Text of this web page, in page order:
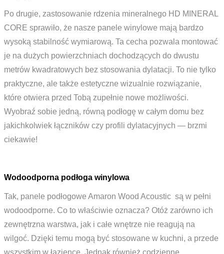
Po drugie, zastosowanie rdzenia mineralnego HD MINERAL
CORE sprawiło, że nasze panele winylowe mają bardzo
wysoką stabilność wymiarową. Ta cecha pozwala montować
je na dużych powierzchniach dochodzących do dwustu
metrów kwadratowych bez stosowania dylatacji. To nie tylko
praktyczne, ale także estetyczne wizualnie rozwiązanie,
które otwiera przed Tobą zupełnie nowe możliwości.
Wyobraź sobie jedną, równą podłogę w całym domu bez
jakichkolwiek łączników czy profili dylatacyjnych — brzmi
ciekawie!
Wodoodporna podłoga winylowa
Tak, panele podłogowe Amaron Wood Acoustic są w pełni
wodoodporne. Co to właściwie oznacza? Otóż zarówno ich
zewnętrzna warstwa, jak i całe wnętrze nie reagują na
wilgoć. Dzięki temu mogą być stosowane w kuchni, a przede